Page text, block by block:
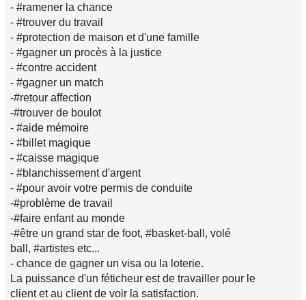
- #ramener la chance
- #trouver du travail
- #protection de maison et d'une famille
- #gagner un procès à la justice
- #contre accident
- #gagner un match
-#retour affection
-#trouver de boulot
- #aide mémoire
- #billet magique
- #caisse magique
- #blanchissement d'argent
- #pour avoir votre permis de conduite
-#problème de travail
-#faire enfant au monde
-#être un grand star de foot, #basket-ball, volé
ball, #artistes etc...
- chance de gagner un visa ou la loterie.
La puissance d'un féticheur est de travailler pour le
client et au client de voir la satisfaction.